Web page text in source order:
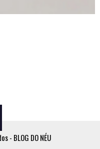
- BLOG DO NÉU